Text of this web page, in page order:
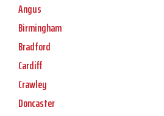
Angus
Birmingham
Bradford
Cardiff
Crawley
Doncaster